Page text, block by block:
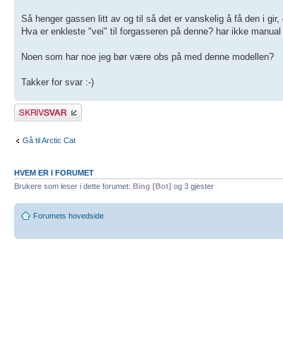
Så henger gassen litt av og til så det er vanskelig å få den i
Hva er enkleste "vei" til forgasseren på denne? har ikke
Noen som har noe jeg bør være obs på med denne modellen?
Takker for svar :-)
Skriv et svar
Gå til Arctic Cat
HVEM ER I FORUMET
Brukere som leser i dette forumet: Bing [Bot] og 3 gjester
Forumets hovedside